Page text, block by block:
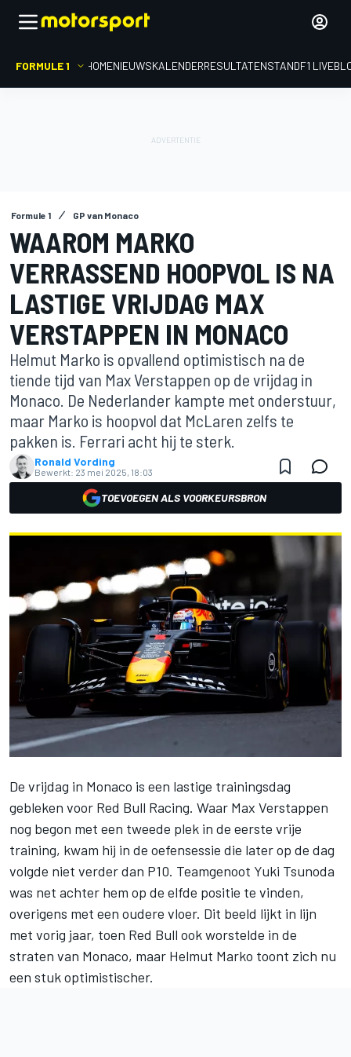
FORMULE 1 HOMENIEUWSKALENDERRESULTATENSTANDF1
Formule 1 GP van Monaco
WAAROM MARKO
VERRASSEND HOOPVOL IS NA
LASTIGE VRIJDAG MAX
VERSTAPPEN IN MONACO
Helmut Marko is opvallend optimistisch na de
tiende tijd van Max Verstappen op de vrijdag in
Monaco. De Nederlander kampte met onderstuur,
maar Marko is hoopvol dat McLaren zelfs te
pakken is. Ferrari acht hij te sterk.
Ronald Vording
Bewerkt: 23 mei 2025, 18:03
TOEVOEGEN ALS VOORKEURSBRON
De vrijdag in Monaco is een lastige trainingsdag
gebleken voor Red Bull Racing. Waar Max Verstappen
nog begon met een tweede plek in de eerste vrije
training, kwam hij in de oefensessie die later op de dag
volgde niet verder dan P10. Teamgenoot Yuki Tsunoda
was net achter hem op de elfde positie te vinden,
overigens met een oudere vloer. Dit beeld lijkt in lijn
met vorig jaar, toen Red Bull ook worstelde in de
straten van Monaco, maar Helmut Marko toont zich nu
een stuk optimistischer.